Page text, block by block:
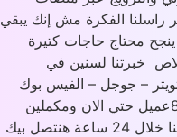
الفكرة مش إنك يبقي
محتاج حاجات كتيرة
لسنين في
– جوجل – الفيس بوك
نكون سبب في نجاح أكتر من 850عميل حتي الان ومكملين
مهما كانت نوع الدعاية اللي محتاجها إحنا خلال 24 ساعة هنتصل بيك